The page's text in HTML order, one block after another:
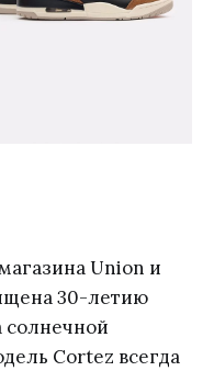
Union и
30-летию
солнечной
Cortez всегда